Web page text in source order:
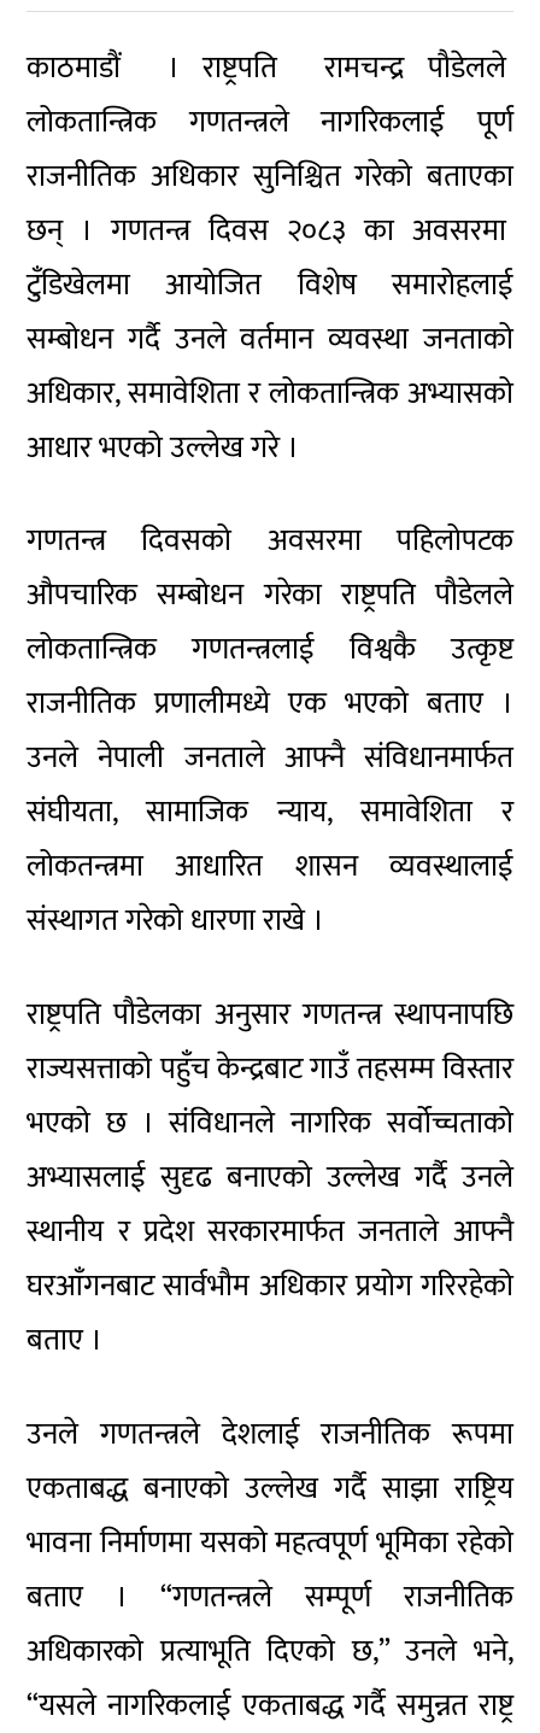
काठमाडौं । राष्ट्रपति रामचन्द्र पौडेलले
लोकतान्त्रिक गणतन्त्रले नागरिकलाई पूर्ण
राजनीतिक अधिकार सुनिश्चित गरेको बताएका
छन् । गणतन्त्र दिवस २०८३ का अवसरमा
टुँडिखेलमा आयोजित विशेष समारोहलाई
सम्बोधन गर्दै उनले वर्तमान व्यवस्था जनताको
अधिकार, समावेशिता र लोकतान्त्रिक अभ्यासको
आधार भएको उल्लेख गरे ।
गणतन्त्र दिवसको अवसरमा पहिलोपटक
औपचारिक सम्बोधन गरेका राष्ट्रपति पौडेलले
लोकतान्त्रिक गणतन्त्रलाई विश्वकै उत्कृष्ट
राजनीतिक प्रणालीमध्ये एक भएको बताए ।
उनले नेपाली जनताले आफ्नै संविधानमार्फत
संघीयता, सामाजिक न्याय, समावेशिता र
लोकतन्त्रमा आधारित शासन व्यवस्थालाई
संस्थागत गरेको धारणा राखे ।
राष्ट्रपति पौडेलका अनुसार गणतन्त्र स्थापनापछि
राज्यसत्ताको पहुँच केन्द्रबाट गाउँ तहसम्म विस्तार
भएको छ । संविधानले नागरिक सर्वोच्चताको
अभ्यासलाई सुदृढ बनाएको उल्लेख गर्दै उनले
स्थानीय र प्रदेश सरकारमार्फत जनताले आफ्नै
घरआँगनबाट सार्वभौम अधिकार प्रयोग गरिरहेको
बताए ।
उनले गणतन्त्रले देशलाई राजनीतिक रूपमा
एकताबद्ध बनाएको उल्लेख गर्दै साझा राष्ट्रिय
भावना निर्माणमा यसको महत्वपूर्ण भूमिका रहेको
बताए । “गणतन्त्रले सम्पूर्ण राजनीतिक
अधिकारको प्रत्याभूति दिएको छ,” उनले भने,
“यसले नागरिकलाई एकताबद्ध गर्दै समुन्नत राष्ट्र